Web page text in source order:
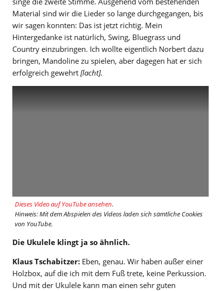
Material sind wir die Lieder so lange durchgegangen, bis
wir sagen konnten: Das ist jetzt richtig. Mein
Hintergedanke ist natürlich, Swing, Bluegrass und
Country einzubringen. Ich wollte eigentlich Norbert dazu
bringen, Mandoline zu spielen, aber dagegen hat er sich
erfolgreich gewehrt [lacht].
Dieses Video auf YouTube ansehen.
Hinweis: Mit dem Abspielen des Videos laden sich sämtliche Cookies
von YouTube.
Die Ukulele klingt ja so ähnlich.
Klaus Tschabitzer: Eben, genau. Wir haben außer einer
Holzbox, auf die ich mit dem Fuß trete, keine Perkussion.
Und mit der Ukulele kann man einen sehr guten